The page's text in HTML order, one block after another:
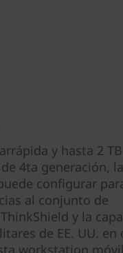
y hasta 2
4ta generación, la
configurar
al conjunto de
y la
de EE. UU. en
workstation